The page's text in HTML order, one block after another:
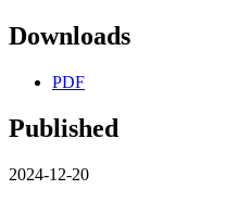
Downloads
PDF
Published
2024-12-20